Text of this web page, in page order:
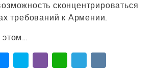
сконцентрироваться
требований к Армении.
этом…